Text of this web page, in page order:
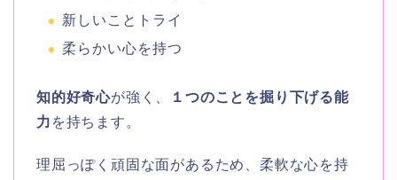
新しいことトライ
柔らかい心を持つ
知的好奇心が強く、
１つのことを掘り下げる能
力 を持ちます。
理屈っぽく頑固な面があるため、柔軟な心を持